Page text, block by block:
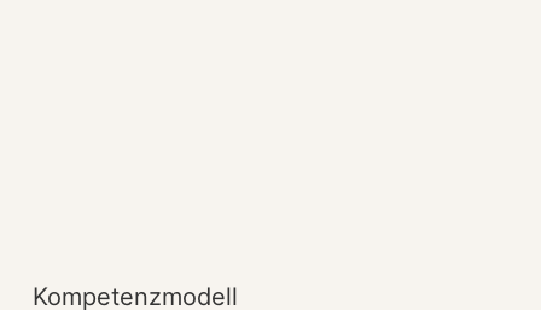
Kompetenzmodell